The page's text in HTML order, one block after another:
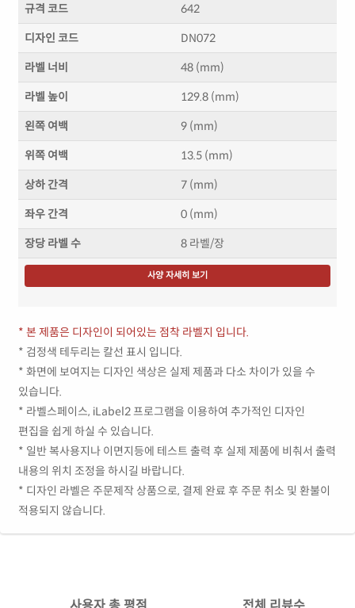
규격 코드 642
디자인 코드 DN072
라벨 너비 48 (mm)
라벨 높이 129.8 (mm)
왼쪽 여백 9 (mm)
위쪽 여백 13.5 (mm)
상하 간격 7 (mm)
좌우 간격 0 (mm)
장당 라벨 수 8 라벨/장
사양 자세히 보기
* 본 제품은 디자인이 되어있는 점착 라벨지 입니다.
* 검정색 테두리는 칼선 표시 입니다.
* 화면에 보여지는 디자인 색상은 실제 제품과 다소 차이가 있을 수
있습니다.
* 라벨스페이스, iLabel2 프로그램을 이용하여 추가적인 디자인
편집을 쉽게 하실 수 있습니다.
* 일반 복사용지나 이면지등에 테스트 출력 후 실제 제품에 비춰서 출력
내용의 위치 조정을 하시길 바랍니다.
* 디자인 라벨은 주문제작 상품으로, 결제 완료 후 주문 취소 및 환불이
적용되지 않습니다.